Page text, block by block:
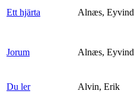
Ett hjärta Alnæs, Eyvind
Jorum Alnæs, Eyvind
Du ler Alvin, Erik